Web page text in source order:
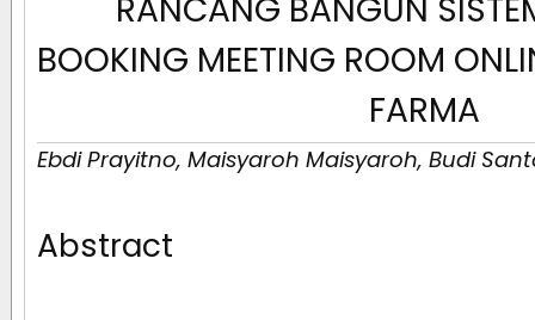
RANCANG BANGUN
BOOKING MEETING ROOM
FARMA
Ebdi Prayitno, Maisyaroh Maisyaroh, Budi
Abstract